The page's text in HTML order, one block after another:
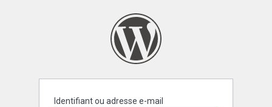
Identifiant ou adresse e-mail